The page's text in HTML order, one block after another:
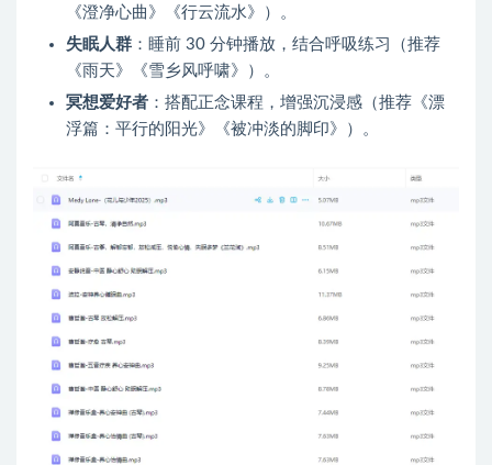
《澄净心曲》《行云流水》）。
失眠人群 ：睡前 30 分钟播放，结合呼吸练习（推荐
《雨天》《雪乡风呼啸》）。
冥想爱好者 ：搭配正念课程，增强沉浸感（推荐《漂
浮篇：平行的阳光》《被冲淡的脚印》）。